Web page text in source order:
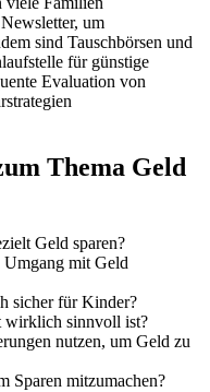
um
sind Tauschbörsen und
für günstige
Evaluation von
Thema Geld
Geld sparen?
mit Geld
sicher für Kinder?
wirklich sinnvoll ist?
nutzen, um Geld zu
Sparen mitzumachen?